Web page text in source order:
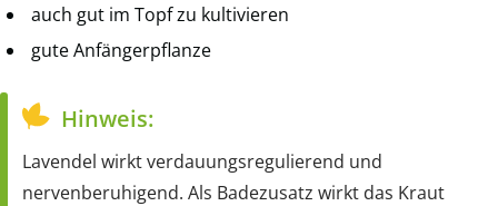
auch gut im Topf zu kultivieren
gute Anfängerpflanze
Hinweis:
Lavendel wirkt verdauungsregulierend und
nervenberuhigend. Als Badezusatz wirkt das Kraut